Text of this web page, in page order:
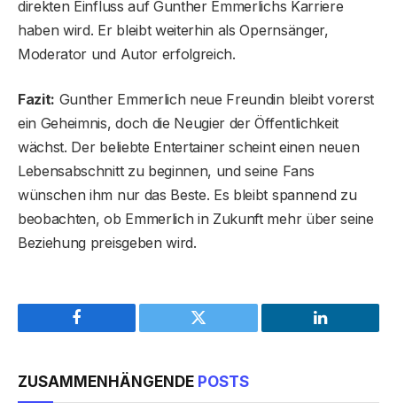
direkten Einfluss auf Gunther Emmerlichs Karriere
haben wird. Er bleibt weiterhin als Opernsänger,
Moderator und Autor erfolgreich.
Fazit: Gunther Emmerlich neue Freundin bleibt vorerst
ein Geheimnis, doch die Neugier der Öffentlichkeit
wächst. Der beliebte Entertainer scheint einen neuen
Lebensabschnitt zu beginnen, und seine Fans
wünschen ihm nur das Beste. Es bleibt spannend zu
beobachten, ob Emmerlich in Zukunft mehr über seine
Beziehung preisgeben wird.
Facebook Twitter LinkedIn
ZUSAMMENHÄNGENDE POSTS